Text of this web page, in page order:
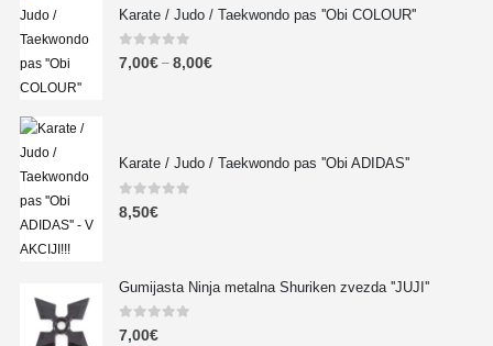
Karate / Judo / Taekwondo pas ''Obi COLOUR''
0out of 5
7,00€ – 8,00€
Karate / Judo / Taekwondo pas ''Obi ADIDAS''
0 out of 5
8,50€
Gumijasta Ninja metalna Shuriken zvezda ''JUJI''
0out of 5
7,00€